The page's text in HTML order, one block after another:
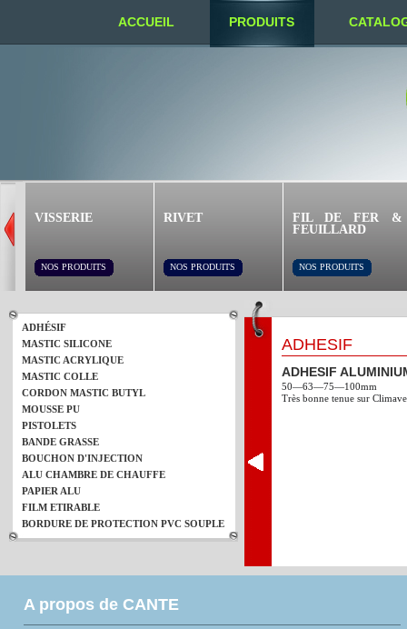
ACCUEIL PRODUITS
VISSERIE
NOS PRODUITS
RIVET
NOS PRODUITS
FIL DE FER &
FEUILLARD
NOS PRODUITS
ADHÉSIF
MASTIC SILICONE
MASTIC ACRYLIQUE
MASTIC COLLE
CORDON MASTIC BUTYL
MOUSSE PU
PISTOLETS
BANDE GRASSE
BOUCHON D'INJECTION
ALU CHAMBRE DE CHAUFFE
PAPIER ALU
FILM ETIRABLE
BORDURE DE PROTECTION PVC SOUPLE
ADHESIF
ADHESIF
50—63—75—100mm
Très bonne tenue sur
A propos de CANTE